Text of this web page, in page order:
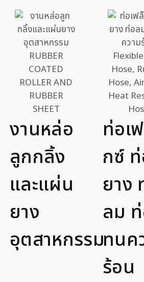
งานหล่อ
ลูกกลิ้ง
และแผ่น
ยาง
อุตสาหกรรม
ท่อเ
กซ์
ยาง
ลม
ทนค
ร้อน